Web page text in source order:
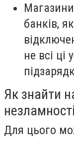
банків,
не всі ці
Як знайти
Для цього